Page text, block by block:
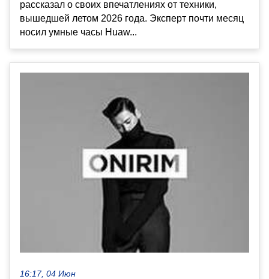
рассказал о своих впечатлениях от техники,
вышедшей летом 2026 года. Эксперт почти месяц
носил умные часы Huaw...
16:17, 04 Июн